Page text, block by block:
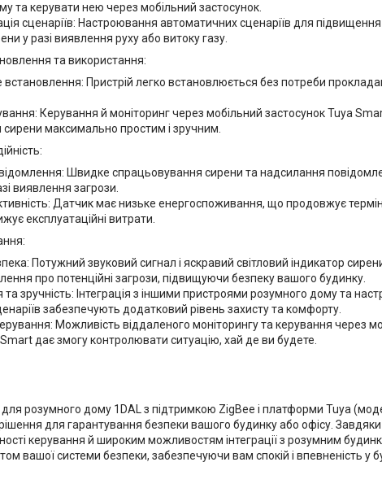
та керувати нею через мобільний застосунок.
сценаріїв: Настроювання автоматичних сценаріїв для
у разі виявлення руху або витоку газу.
та використання:
встановлення: Пристрій легко встановлюється без потреби
Керування й моніторинг через мобільний застосунок Tuya
сирени максимально простим і зручним.
Швидке спрацьовування сирени та надсилання
виявлення загрози.
Датчик має низьке енергоспоживання, що продовжує термін
експлуатаційні витрати.
Потужний звуковий сигнал і яскравий світловий індикатор
про потенційні загрози, підвищуючи безпеку вашого будинку.
зручність: Інтеграція з іншими пристроями розумного дому та
забезпечують додатковий рівень захисту та комфорту.
Можливість віддаленого моніторингу та керування через
дає змогу контролювати ситуацію, хай де ви будете.
розумного дому 1DAL з підтримкою ZigBee і платформи Tuya
для гарантування безпеки вашого будинку або офісу. Завдяки
керування й широким можливостям інтеграції з розумним
вашої системи безпеки, забезпечуючи вам спокій і впевненість у